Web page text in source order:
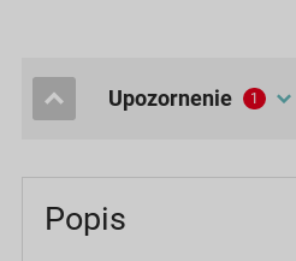
upozornenie 1
Popis